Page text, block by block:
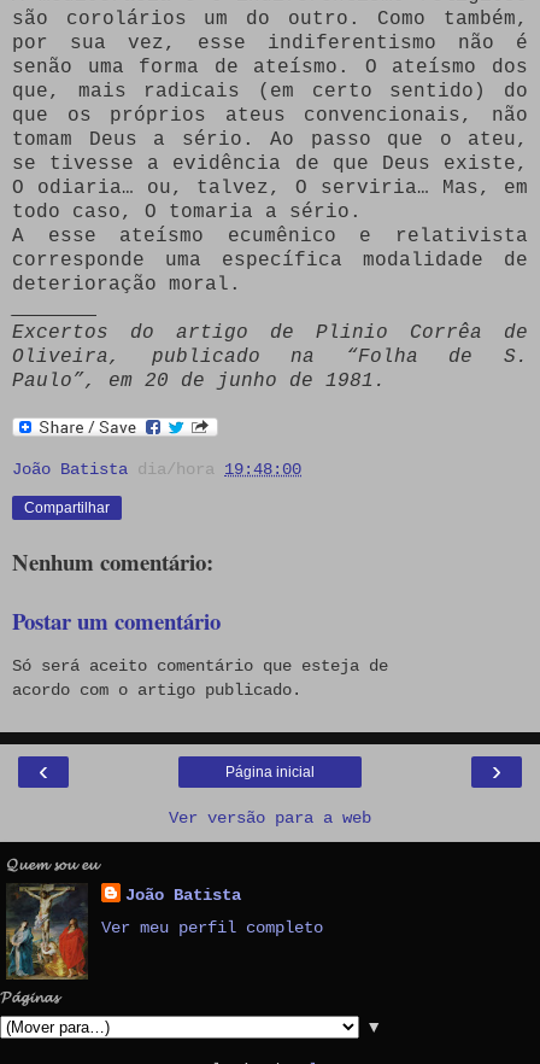
são corolários um do outro. Como também,
por sua vez, esse indiferentismo não é
senão uma forma de ateísmo. O ateísmo dos
que, mais radicais (em certo sentido) do
que os próprios ateus convencionais, não
tomam Deus a sério. Ao passo que o ateu,
se tivesse a evidência de que Deus existe,
O odiaria… ou, talvez, O serviria… Mas, em
todo caso, O tomaria a sério.
A esse ateísmo ecumênico e relativista
corresponde uma específica modalidade de
deterioração moral.
Excertos do artigo de Plinio Corrêa de
Oliveira, publicado na “Folha de S.
Paulo”, em 20 de junho de 1981.
João Batista dia/hora 19:48:00
Compartilhar
Nenhum comentário:
Postar um comentário
Só será aceito comentário que esteja de
acordo com o artigo publicado.
‹ ›
Página inicial
Ver versão para a web
𝓠𝓾𝓮𝓶 𝓼𝓸𝓾 𝓮𝓾
João Batista
Ver meu perfil completo
𝓟𝓪́𝓰𝓲𝓷𝓪𝓼
▼